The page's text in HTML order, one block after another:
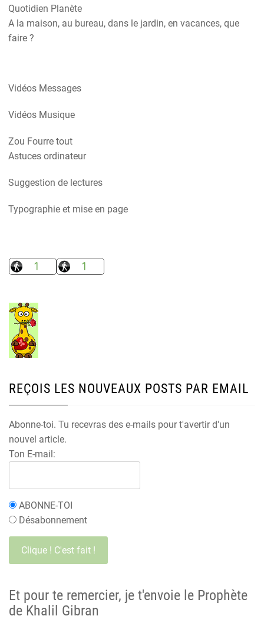
Quotidien Planète
A la maison, au bureau, dans le jardin, en vacances, que
faire ?
Vidéos Messages
Vidéos Musique
Zou Fourre tout
Astuces ordinateur
Suggestion de lectures
Typographie et mise en page
REÇOIS LES NOUVEAUX POSTS PAR EMAIL
Abonne-toi. Tu recevras des e-mails pour t'avertir d'un
nouvel article.
Ton E-mail:
ABONNE-TOI
Désabonnement
Et pour te remercier, je t'envoie le Prophète
de Khalil Gibran